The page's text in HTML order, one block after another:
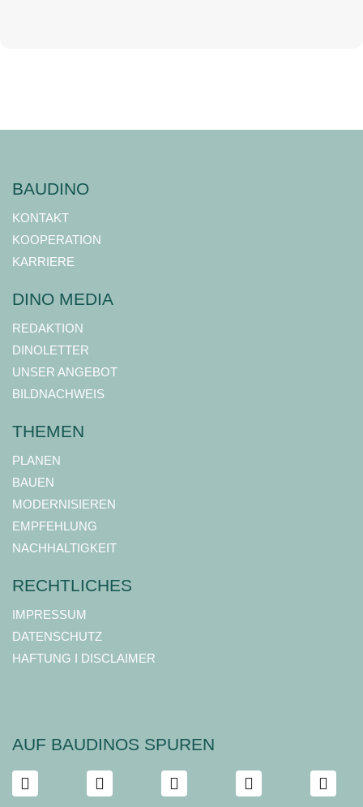
BAUDINO
KONTAKT
KOOPERATION
KARRIERE
DINO MEDIA
REDAKTION
DINOLETTER
UNSER ANGEBOT
BILDNACHWEIS
THEMEN
PLANEN
BAUEN
MODERNISIEREN
EMPFEHLUNG
NACHHALTIGKEIT
RECHTLICHES
IMPRESSUM
DATENSCHUTZ
HAFTUNG I DISCLAIMER
AUF BAUDINOS SPUREN